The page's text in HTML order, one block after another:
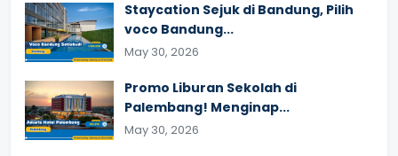
Staycation Sejuk di Bandung, Pilih
voco Bandung...
May 30, 2026
Promo Liburan Sekolah di
Palembang! Menginap...
May 30, 2026